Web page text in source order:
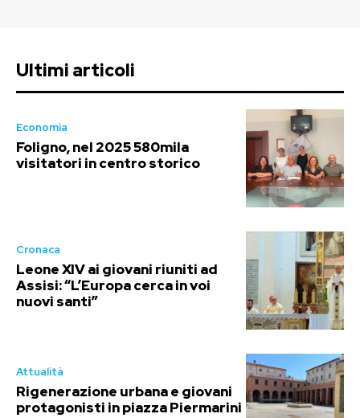
Ultimi articoli
Economia
Foligno, nel 2025 580mila
visitatori in centro storico
Cronaca
Leone XIV ai giovani riuniti ad
Assisi: “L’Europa cerca in voi
nuovi santi”
Attualità
Rigenerazione urbana e giovani
protagonisti in piazza Piermarini